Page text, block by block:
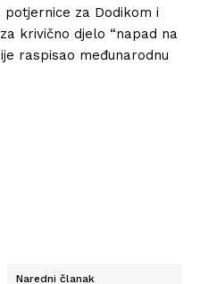
za Dodikom i
krivično djelo “napad na
raspisao međunarodnu
Naredni članak